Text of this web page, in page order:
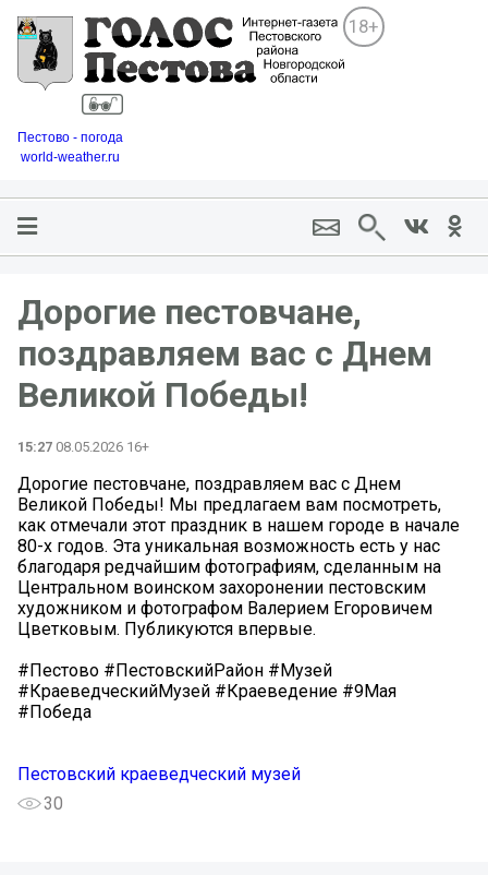
18+
Пестово - погода
world-weather.ru
Дорогие пестовчане,
поздравляем вас с Днем
Великой Победы!
15:27 08.05.2026 16+
Дорогие пестовчане, поздравляем вас с Днем
Великой Победы! Мы предлагаем вам посмотреть,
как отмечали этот праздник в нашем городе в начале
80-х годов. Эта уникальная возможность есть у нас
благодаря редчайшим фотографиям, сделанным на
Центральном воинском захоронении пестовским
художником и фотографом Валерием Егоровичем
Цветковым. Публикуются впервые.
#Пестово #ПестовскийРайон #Музей
#КраеведческийМузей #Краеведение #9Мая
#Победа
Пестовский краеведческий музей
30